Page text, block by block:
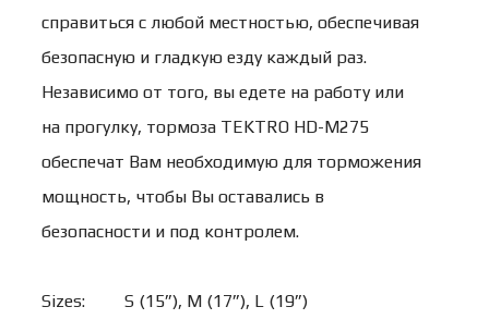
справиться с любой местностью, обеспечивая
безопасную и гладкую езду каждый раз.
Независимо от того, вы едете на работу или
на прогулку, тормоза TEKTRO HD-M275
обеспечат Вам необходимую для торможения
мощность, чтобы Вы оставались в
безопасности и под контролем.
Sizes:
S (15”), M (17”), L (19”)